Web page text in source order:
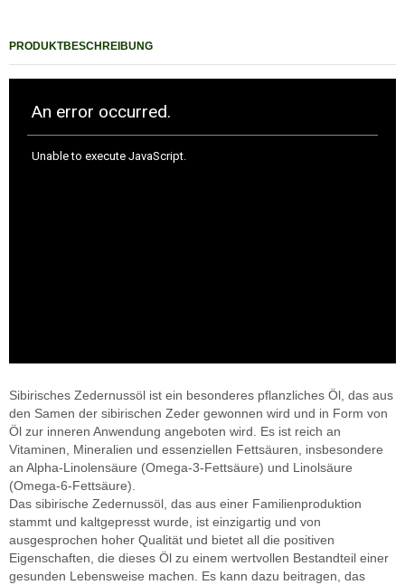
PRODUKTBESCHREIBUNG
Sibirisches Zedernussöl ist ein besonderes pflanzliches Öl, das aus
den Samen der sibirischen Zeder gewonnen wird und in Form von
Öl zur inneren Anwendung angeboten wird. Es ist reich an
Vitaminen, Mineralien und essenziellen Fettsäuren, insbesondere
an Alpha-Linolensäure (Omega-3-Fettsäure) und Linolsäure
(Omega-6-Fettsäure).
Das sibirische Zedernussöl, das aus einer Familienproduktion
stammt und kaltgepresst wurde, ist einzigartig und von
ausgesprochen hoher Qualität und bietet all die positiven
Eigenschaften, die dieses Öl zu einem wertvollen Bestandteil einer
gesunden Lebensweise machen. Es kann dazu beitragen, das